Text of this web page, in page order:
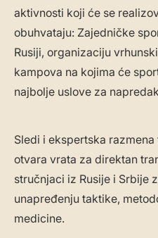
aktivnosti koji će se
obuhvataju: Zajedničke
Rusiji, organizaciju
kampova na kojima će
najbolje uslove za
Sledi i ekspertska
otvara vrata za direktan
stručnjaci iz Rusije i Srbije
unapređenju taktike,
medicine.